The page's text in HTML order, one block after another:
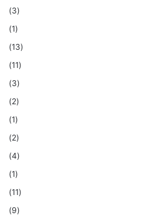
(3)
(1)
(13)
(11)
(3)
(2)
(1)
(2)
(4)
(1)
(11)
(9)